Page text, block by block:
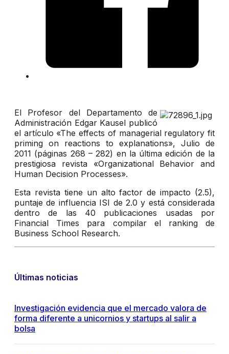
El Profesor del Departamento de
Administración Edgar Kausel publicó
el artículo «The effects of managerial regulatory fit
priming on reactions to explanations», Julio de
2011 (páginas 268 – 282) en la última edición de la
prestigiosa revista «Organizational Behavior and
Human Decision Processes».
Esta revista tiene un alto factor de impacto (2.5),
puntaje de influencia ISI de 2.0 y está considerada
dentro de las 40 publicaciones usadas por
Financial Times para compilar el ranking de
Business School Research.
Últimas noticias
Investigación evidencia que el mercado valora de
forma diferente a unicornios y startups al salir a
bolsa